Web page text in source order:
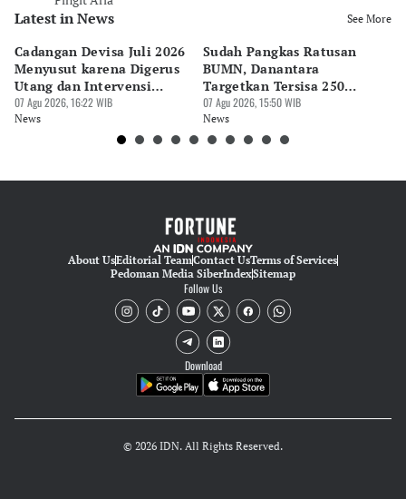
Latest in News See More
Cadangan Devisa Juli 2026
Menyusut karena Digerus
Utang dan Intervensi
Rupiah
07 Agu 2026, 16:22 WIB
News
Sudah Pangkas Ratusan
BUMN, Danantara
Targetkan Tersisa 250
Perusahaan
07 Agu 2026, 15:50 WIB
News
About UsEditorial TeamContact UsTerms of Services
Pedoman Media SiberIndexSitemap
Follow Us
Download
© 2026 IDN. All Rights Reserved.